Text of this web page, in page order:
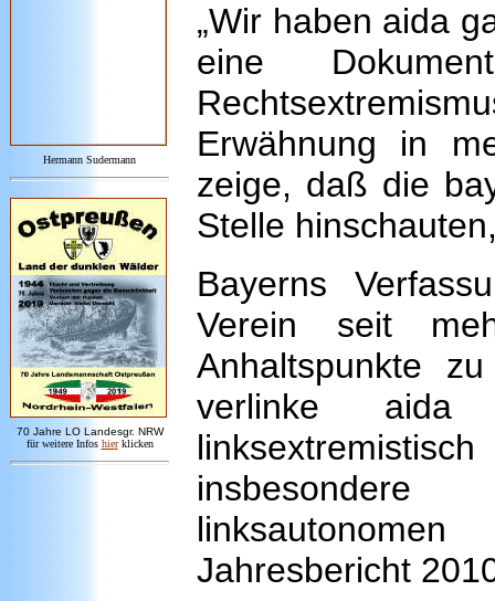
Hermann Sudermann
70 Jahre LO Landesgr. NRW
für weitere Infos hier klicken
„Wir haben aida
eine
Erwähnung in
zeige, daß die
Stelle
Bayerns
Verein seit
Anhaltspunkte
verlinke aida
Jahresbericht